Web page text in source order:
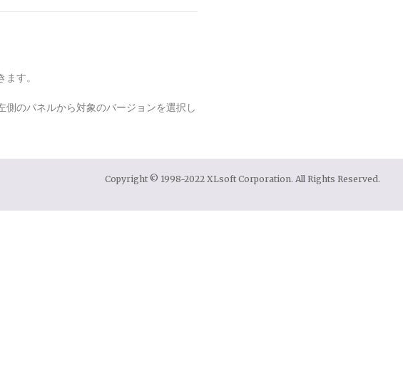
す。
のパネルから対象のバージョンを選択し
Copyright © 1998-2022 XLsoft Corporation. All Rights Reserved.